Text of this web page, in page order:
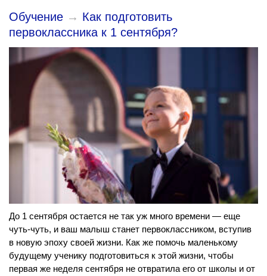
Обучение → Как подготовить
первоклассника к 1 сентября?
До 1 сентября остается не так уж много времени — еще
чуть-чуть, и ваш малыш станет первоклассником, вступив
в новую эпоху своей жизни. Как же помочь маленькому
будущему ученику подготовиться к этой жизни, чтобы
первая же неделя сентября не отвратила его от школы и от